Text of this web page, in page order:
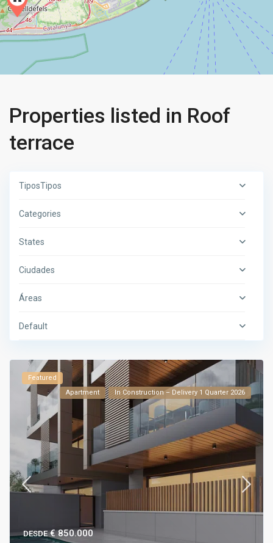
Properties listed in Roof
terrace
TiposTipos
Categories
States
Ciudades
Áreas
Default
Featured
Apartment
In Construction – Delivery 1 Quarter 2026
DESDE€ 850.000